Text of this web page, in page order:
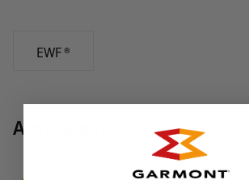
EWF ®
Aktivitäten